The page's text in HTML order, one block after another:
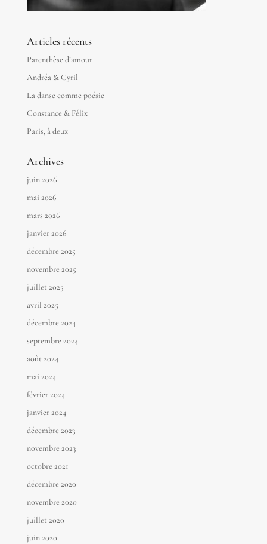
Articles récents
Parenthèse d’amour
Andréa & Cyril
La danse comme poésie
Constance & Félix
Paris, à deux
Archives
juin 2026
mai 2026
mars 2026
janvier 2026
décembre 2025
novembre 2025
juillet 2025
avril 2025
décembre 2024
septembre 2024
août 2024
mai 2024
février 2024
janvier 2024
décembre 2023
novembre 2023
octobre 2021
décembre 2020
novembre 2020
juillet 2020
juin 2020